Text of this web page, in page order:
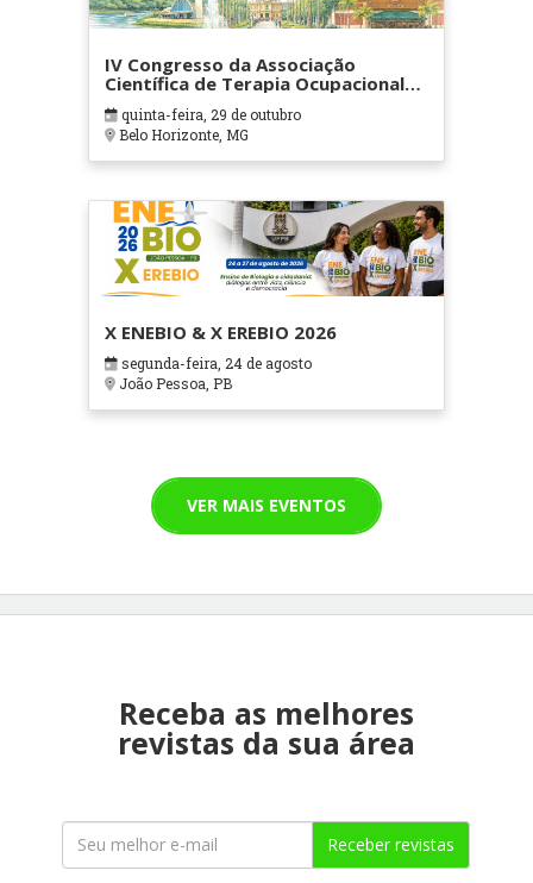
IV Congresso da Associação
Científica de Terapia Ocupacional
em Contextos Hospitalares e
Cuidados Paliativos - ATOHOSP
quinta-feira, 29 de outubro
Belo Horizonte, MG
X ENEBIO & X EREBIO 2026
segunda-feira, 24 de agosto
João Pessoa, PB
VER MAIS EVENTOS
Receba as melhores
revistas da sua área
Receber revistas